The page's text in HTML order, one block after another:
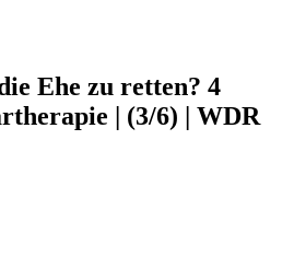
Ehe zu retten? 4
| (3/6) | WDR